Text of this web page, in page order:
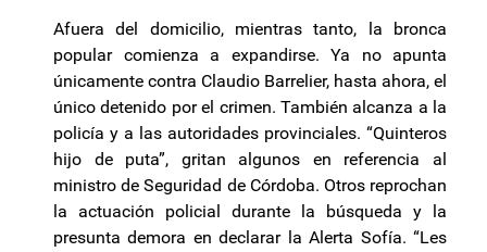
Afuera del domicilio, mientras tanto, la bronca
popular comienza a expandirse. Ya no apunta
únicamente contra Claudio Barrelier, hasta ahora, el
único detenido por el crimen. También alcanza a la
policía y a las autoridades provinciales. “Quinteros
hijo de puta”, gritan algunos en referencia al
ministro de Seguridad de Córdoba. Otros reprochan
la actuación policial durante la búsqueda y la
presunta demora en declarar la Alerta Sofía. “Les